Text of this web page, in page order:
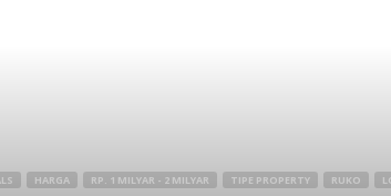
HARGA RP. 1 MILYAR - 2 MILYAR TIPE PROPERTY RUKO